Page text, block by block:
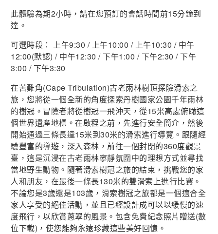
此體驗為期2小時，請在您預訂的會話時間前15分鐘到
達。
可選時段： 上午9:30 / 上午10:00 / 上午10:30 / 中午
12:00(默認) / 中午12:30 / 下午1:00 / 下午2:30 / 下午
3:00 / 下午3:30
在苦難角(Cape Tribulation)古老雨林樹頂探險滑索之
旅，您將從一個全新的角度探索丹樹國家公園千年雨林
的樹冠。冒險者將從樹冠一飛沖天，從15米高處俯瞰這
個世界遺產地標。在啟程之前，先進行安全簡介，然後
開始通過三條長達15米到30米的滑索進行導覽。跟隨經
驗豐富的導遊，深入森林，前往一個封閉的360度觀景
臺，這是沉浸在古老雨林寧靜氛圍中的理想方式並尋找
當地野生動物。隨著滑索樹冠之旅的結束，挑戰您的家
人和朋友，在最後一條長130米的雙滑索上進行比賽。
不論您是3歲還是103歲，滑索樹冠之旅都是一個適合全
家人享受的絕佳活動，並且已經設計成可以以緩慢的速
度飛行，以欣賞蔥翠的風景。包含免費紀念照片贈送(數
位下載)，使您能夠永遠珍藏這些美好回憶。